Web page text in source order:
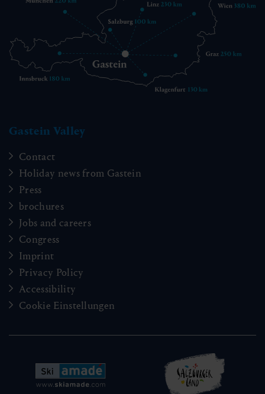
Gastein Valley
Contact
Holiday news from Gastein
Press
brochures
Jobs and careers
Congress
Imprint
Privacy Policy
Accessibility
Cookie Einstellungen